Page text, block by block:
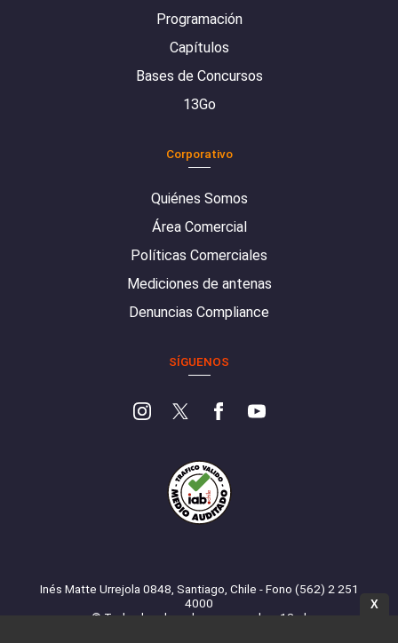
Programación
Capítulos
Bases de Concursos
13Go
Corporativo
Quiénes Somos
Área Comercial
Políticas Comerciales
Mediciones de antenas
Denuncias Compliance
SÍGUENOS
Inés Matte Urrejola 0848, Santiago, Chile - Fono (562) 2 251
4000
© Todos los derechos reservados. 13.cl
X